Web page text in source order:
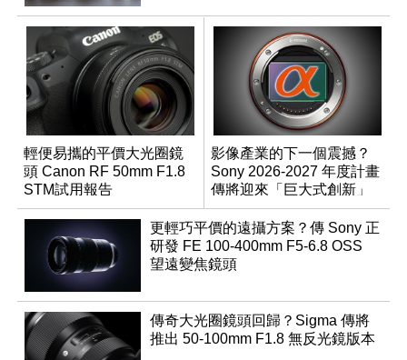
輕便易攜的平價大光圈鏡
頭 Canon RF 50mm F1.8
STM試用報告
影像產業的下一個震撼？
Sony 2026-2027 年度計畫
傳將迎來「巨大式創新」
更輕巧平價的遠攝方案？傳 Sony 正
研發 FE 100-400mm F5-6.8 OSS
望遠變焦鏡頭
傳奇大光圈鏡頭回歸？Sigma 傳將
推出 50-100mm F1.8 無反光鏡版本